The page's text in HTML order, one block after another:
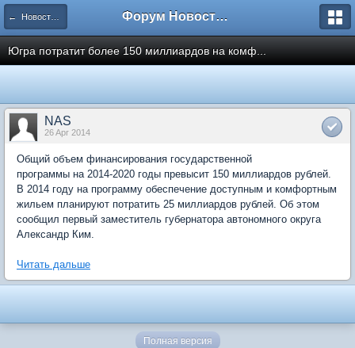
← Новости рынка недвижимости Форум Новостройки
Югра потратит более 150 миллиардов на комф...
NAS
26 Apr 2014
Общий объем финансирования государственной
программы на 2014-2020 годы превысит 150 миллиардов рублей.
В 2014 году на программу обеспечение доступным и комфортным
жильем планируют потратить 25 миллиардов рублей. Об этом
сообщил первый заместитель губернатора автономного округа
Александр Ким.
Читать дальше
Полная версия